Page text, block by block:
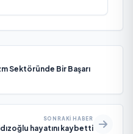
Sektöründe Bir Başarı
SONRAKI HABER
hayatını kaybetti